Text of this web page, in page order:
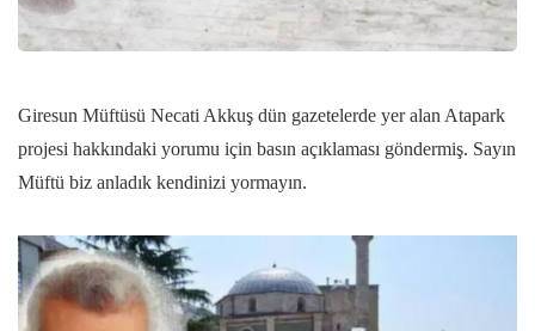
Giresun Müftüsü Necati Akkuş dün gazetelerde yer alan Atapark
projesi hakkındaki yorumu için basın açıklaması göndermiş. Sayın
Müftü biz anladık kendinizi yormayın.